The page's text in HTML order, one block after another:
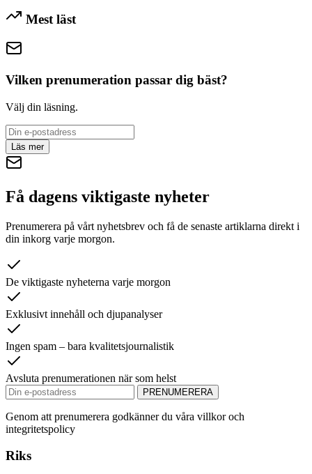
Mest läst
Vilken prenumeration passar dig bäst?
Välj din läsning.
Läs mer
Få dagens viktigaste nyheter
Prenumerera på vårt nyhetsbrev och få de senaste artiklarna direkt i
din inkorg varje morgon.
De viktigaste nyheterna varje morgon
Exklusivt innehåll och djupanalyser
Ingen spam – bara kvalitetsjournalistik
Avsluta prenumerationen när som helst
PRENUMERERA
Genom att prenumerera godkänner du våra villkor och
integritetspolicy
Riks